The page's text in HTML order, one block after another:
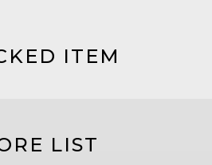
ITEM
LIST